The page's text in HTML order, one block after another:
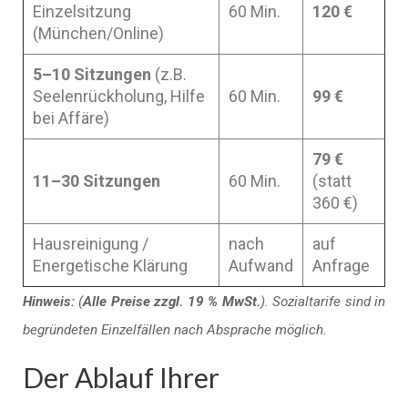
Einzelsitzung
(München/Online)
60 Min. 120 €
5–10 Sitzungen (z.B.
Seelenrückholung, Hilfe
bei Affäre)
60 Min. 99 €
11–30 Sitzungen 60 Min.
79 €
(statt
360 €)
Hausreinigung /
Energetische Klärung
nach
Aufwand
auf
Anfrage
Hinweis: (Alle Preise zzgl. 19 % MwSt.). Sozialtarife sind in
begründeten Einzelfällen nach Absprache möglich.
Der Ablauf Ihrer